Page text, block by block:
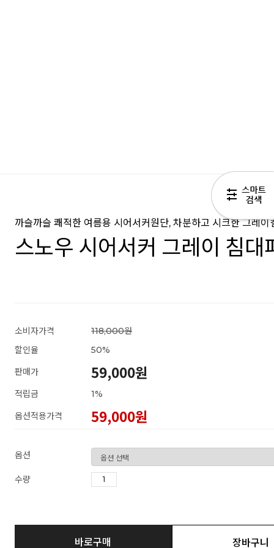
까슬까슬 쾌적한 여름용 시어서커원단, 차분하고 시크한 그레이
스노우 시어서커 그레이 침
소비자가격
118,000원
할인율
50%
판매가
59,000원
적립금
1%
옵션적용가격
59,000원
옵션
수량
바로구매 장바구니